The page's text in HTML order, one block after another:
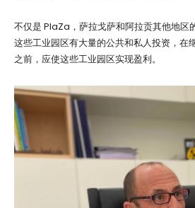
不仅是 PlaZa，萨拉戈萨和阿拉贡其他地区
这些工业园区有大量的公共和私人投资，在
之前，应使这些工业园区实现盈利。